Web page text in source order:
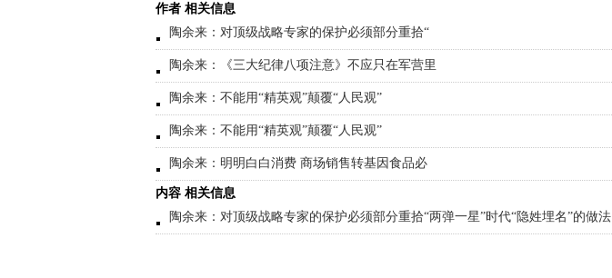
作者 相关信息
陶余来：对顶级战略专家的保护必须部分重拾“
陶余来：《三大纪律八项注意》不应只在军营里
陶余来：不能用“精英观”颠覆“人民观”
陶余来：不能用“精英观”颠覆“人民观”
陶余来：明明白白消费 商场销售转基因食品必
内容 相关信息
陶余来：对顶级战略专家的保护必须部分重拾“两弹一星”时代“隐姓埋名”的做法